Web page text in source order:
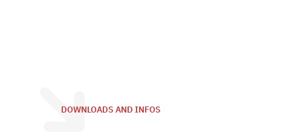
DOWNLOADS AND INFOS